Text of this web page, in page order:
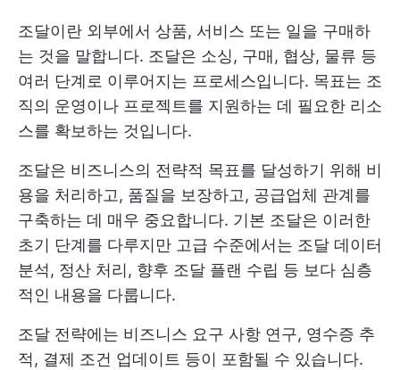
조달이란 외부에서 상품, 서비스 또는 일을 구매하
는 것을 말합니다. 조달은 소싱, 구매, 협상, 물류 등
여러 단계로 이루어지는 프로세스입니다. 목표는 조
직의 운영이나 프로젝트를 지원하는 데 필요한 리소
스를 확보하는 것입니다.
조달은 비즈니스의 전략적 목표를 달성하기 위해 비
용을 처리하고, 품질을 보장하고, 공급업체 관계를
구축하는 데 매우 중요합니다. 기본 조달은 이러한
초기 단계를 다루지만 고급 수준에서는 조달 데이터
분석, 정산 처리, 향후 조달 플랜 수립 등 보다 심층
적인 내용을 다룹니다.
조달 전략에는 비즈니스 요구 사항 연구, 영수증 추
적, 결제 조건 업데이트 등이 포함될 수 있습니다.